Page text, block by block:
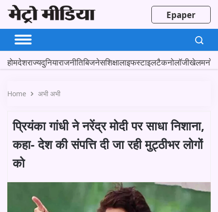
Epaper
होमदेशराज्यदुनियाराजनीतिबिजनेसशिक्षालाइफस्टाइलटैकनोलॉजीखेल
Home अभी अभी
प्रियंका गांधी ने नरेंद्र मोदी पर साधा निशाना,
कहा- देश की संपत्ति दी जा रही मुट्ठीभर लोगों
को